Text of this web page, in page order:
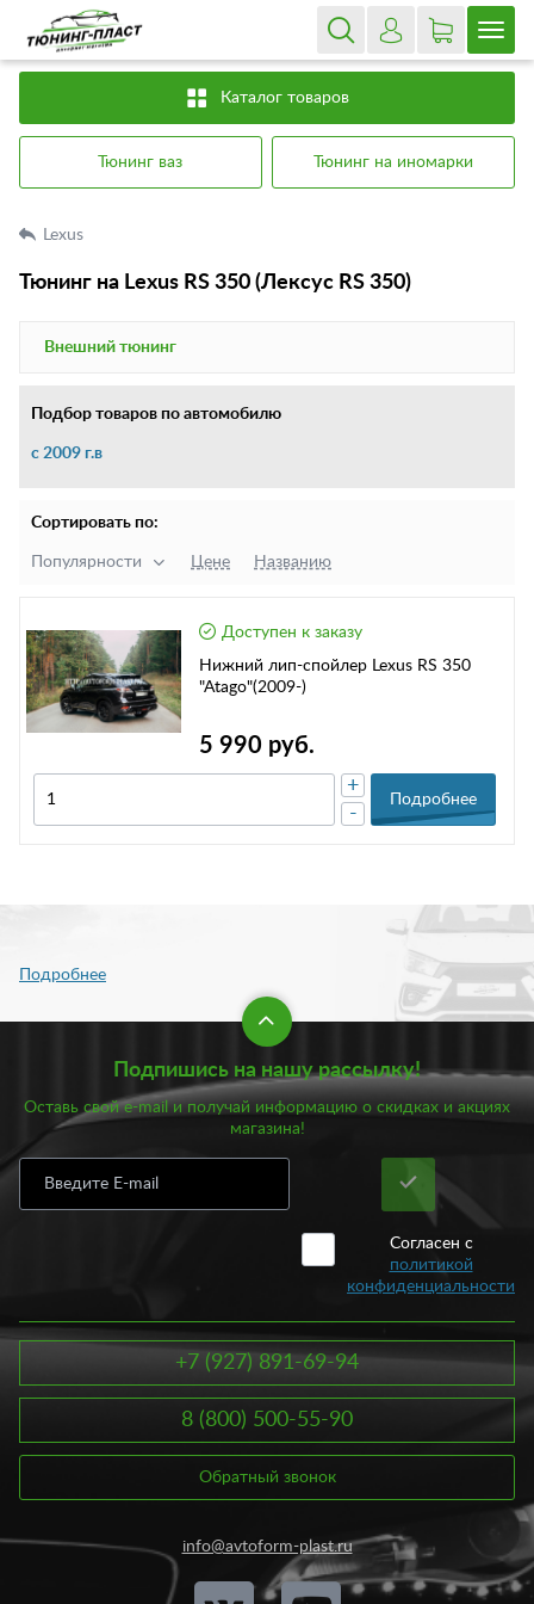
Каталог товаров
Тюнинг ваз Тюнинг на иномарки
Lexus
Тюнинг на Lexus RS 350 (Лексус RS 350)
Внешний тюнинг
Подбор товаров по автомобилю
c 2009 г.в
Сортировать по:
Популярности Цене Названию
Доступен к заказу
Нижний лип-спойлер Lexus RS 350
"Atago"(2009-)
5 990 руб.
-
+
Подробнее
Подпишись на нашу рассылку!
Оставь свой e-mail и получай информацию о скидках и акциях
магазина!
Согласен с
политикой
конфиденциальности
+7 (927) 891-69-94
8 (800) 500-55-90
Обратный звонок
info@avtoform-plast.ru